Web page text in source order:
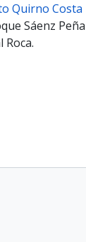
Quirno Costa
Sáenz
Roca.